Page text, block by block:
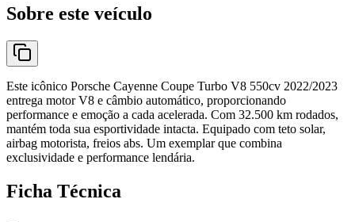
Sobre este veículo
Este icônico Porsche Cayenne Coupe Turbo V8 550cv 2022/2023
entrega motor V8 e câmbio automático, proporcionando
performance e emoção a cada acelerada. Com 32.500 km rodados,
mantém toda sua esportividade intacta. Equipado com teto solar,
airbag motorista, freios abs. Um exemplar que combina
exclusividade e performance lendária.
Ficha Técnica